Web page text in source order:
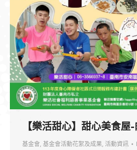
【樂活甜心】甜心美食屋
基金會, 基金會活動花絮及成果, 活動資訊